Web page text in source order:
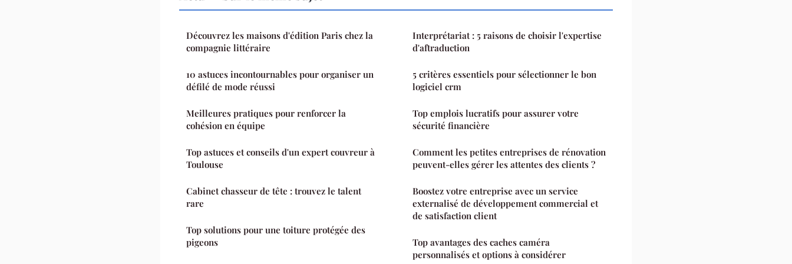
Découvrez les maisons d'édition Paris chez la
compagnie littéraire
10 astuces incontournables pour organiser un
défilé de mode réussi
Meilleures pratiques pour renforcer la
cohésion en équipe
Top astuces et conseils d'un expert couvreur à
Toulouse
Cabinet chasseur de tête : trouvez le talent
rare
Top solutions pour une toiture protégée des
pigeons
Interprétariat : 5 raisons de choisir l'expertise
d'aftraduction
5 critères essentiels pour sélectionner le bon
logiciel crm
Top emplois lucratifs pour assurer votre
sécurité financière
Comment les petites entreprises de rénovation
peuvent-elles gérer les attentes des clients ?
Boostez votre entreprise avec un service
externalisé de développement commercial et
de satisfaction client
Top avantages des caches caméra
personnalisés et options à considérer